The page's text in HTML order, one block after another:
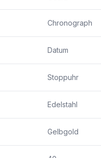
Chronograph
Datum
Stoppuhr
Edelstahl
Gelbgold